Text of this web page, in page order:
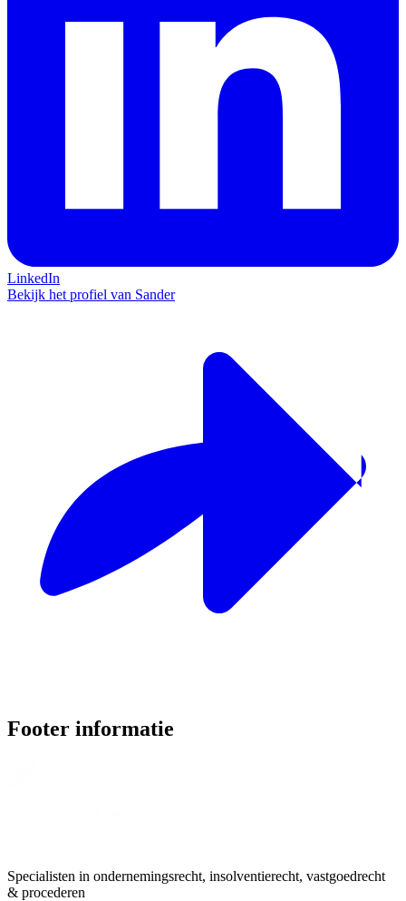
LinkedIn
Bekijk het profiel van Sander
Footer informatie
Specialisten in ondernemingsrecht, insolventierecht, vastgoedrecht
& procederen